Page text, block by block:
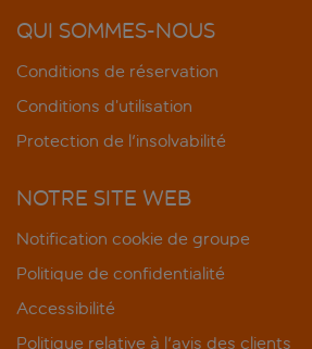
QUI SOMMES-NOUS
Conditions de réservation
Conditions d’utilisation
Protection de l'insolvabilité
NOTRE SITE WEB
Notification cookie de groupe
Politique de confidentialité
Accessibilité
Politique relative à l'avis des clients